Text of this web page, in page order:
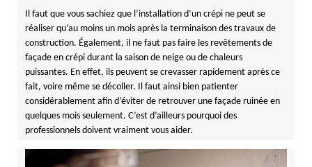
Il faut que vous sachiez que l’installation d’un crépi ne peut se
réaliser qu’au moins un mois après la terminaison des travaux de
construction. Également, il ne faut pas faire les revêtements de
façade en crépi durant la saison de neige ou de chaleurs
puissantes. En effet, ils peuvent se crevasser rapidement après ce
fait, voire même se décoller. Il faut ainsi bien patienter
considérablement afin d’éviter de retrouver une façade ruinée en
quelques mois seulement. C’est d’ailleurs pourquoi des
professionnels doivent vraiment vous aider.